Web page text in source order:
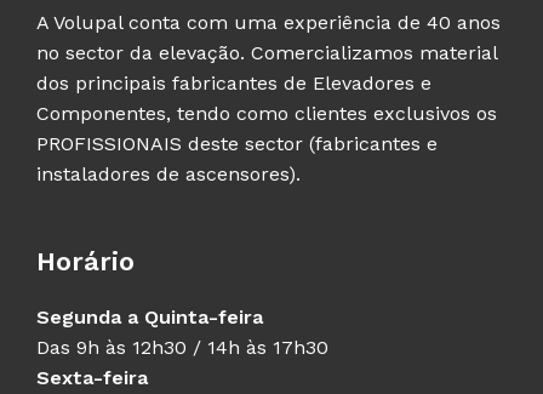
A Volupal conta com uma experiência de 40 anos
no sector da elevação. Comercializamos material
dos principais fabricantes de Elevadores e
Componentes, tendo como clientes exclusivos os
PROFISSIONAIS deste sector (fabricantes e
instaladores de ascensores).
Horário
Segunda a Quinta-feira
Das 9h às 12h30 / 14h às 17h30
Sexta-feira